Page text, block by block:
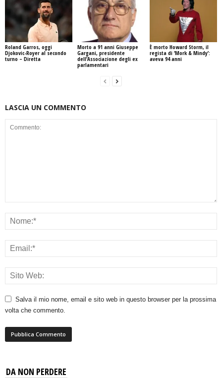
Roland Garros, oggi
Djokovic-Royer al secondo
turno – Diretta
Morto a 91 anni Giuseppe
Gargani, presidente
dell’Associazione degli ex
parlamentari
È morto Howard Storm, il
regista di ‘Mork & Mindy’:
aveva 94 anni
LASCIA UN COMMENTO
Salva il mio nome, email e sito web in questo browser per la prossima
volta che commento.
DA NON PERDERE